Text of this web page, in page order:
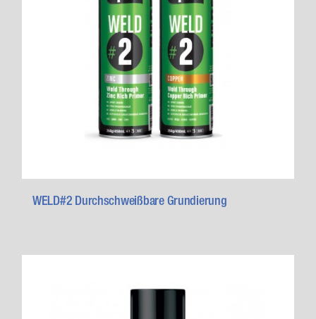
WELD#2 Durchschweißbare Grundierung